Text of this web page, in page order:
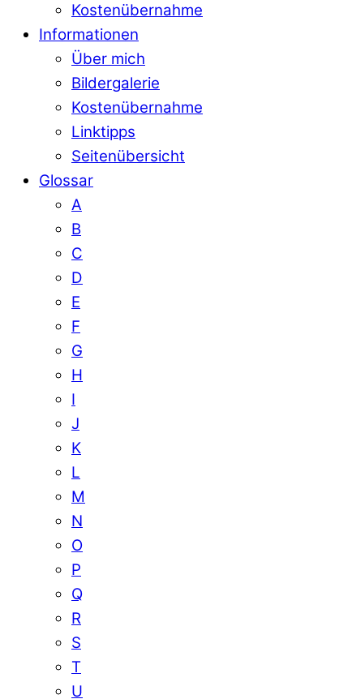
Kostenübernahme
Informationen
Über mich
Bildergalerie
Kostenübernahme
Linktipps
Seitenübersicht
Glossar
A
B
C
D
E
F
G
H
I
J
K
L
M
N
O
P
Q
R
S
T
U